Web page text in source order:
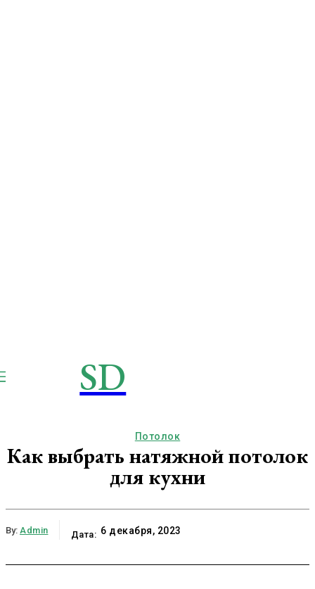
SD
Потолок
Как выбрать натяжной потолок
для кухни
By: Admin Дата: 6 декабря, 2023